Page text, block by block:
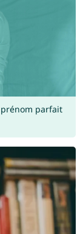
prénom parfait